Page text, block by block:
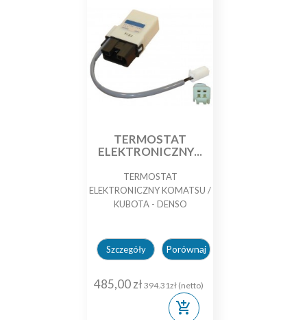
TERMOSTAT
ELEKTRONICZNY...
TERMOSTAT
ELEKTRONICZNY KOMATSU /
KUBOTA - DENSO
Szczegóły Porównaj
485,00 zł394.31zł (netto)
add_shopping_cart